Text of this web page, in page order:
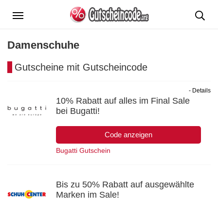
Menü
Damenschuhe
Gutscheine mit Gutscheincode
10% Rabatt auf alles im Final Sale
bei Bugatti!
Code anzeigen
- Details
Bugatti Gutschein
Bis zu 50% Rabatt auf ausgewählte
Marken im Sale!